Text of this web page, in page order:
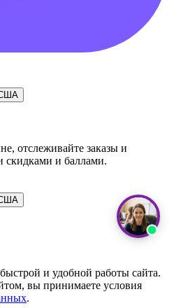
отслеживайте заказы и
скидками и баллами.
и удобной работы сайта.
вы принимаете условия
.